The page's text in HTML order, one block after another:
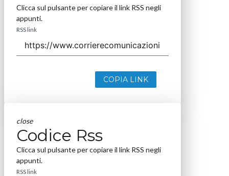
Clicca sul pulsante per copiare il link RSS negli
appunti.
RSS link
COPIA LINK
close
Codice Rss
Clicca sul pulsante per copiare il link RSS negli
appunti.
RSS link